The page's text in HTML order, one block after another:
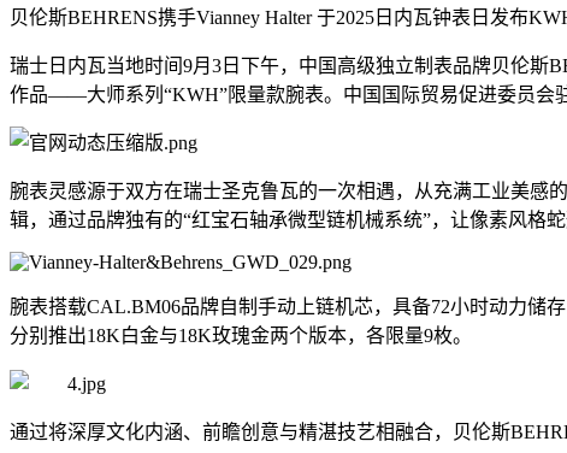
贝伦斯BEHRENS携手Vianney Halter 于2025日内瓦钟表日发布
瑞士日内瓦当地时间9月3日下午，中国高级独立制表品牌贝伦斯
作品——大师系列“KWH”限量款腕表。中国国际贸易促进委员会
腕表灵感源于双方在瑞士圣克鲁瓦的一次相遇，从充满工业美感
辑，通过品牌独有的“红宝石轴承微型链机械系统”，让像素风格
腕表搭载CAL.BM06品牌自制手动上链机芯，具备72小时动力储
分别推出18K白金与18K玫瑰金两个版本，各限量9枚。
通过将深厚文化内涵、前瞻创意与精湛技艺相融合，贝伦斯